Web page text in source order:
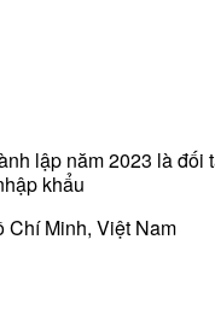
lập năm 2023 là
khẩu
Chí Minh, Việt Nam